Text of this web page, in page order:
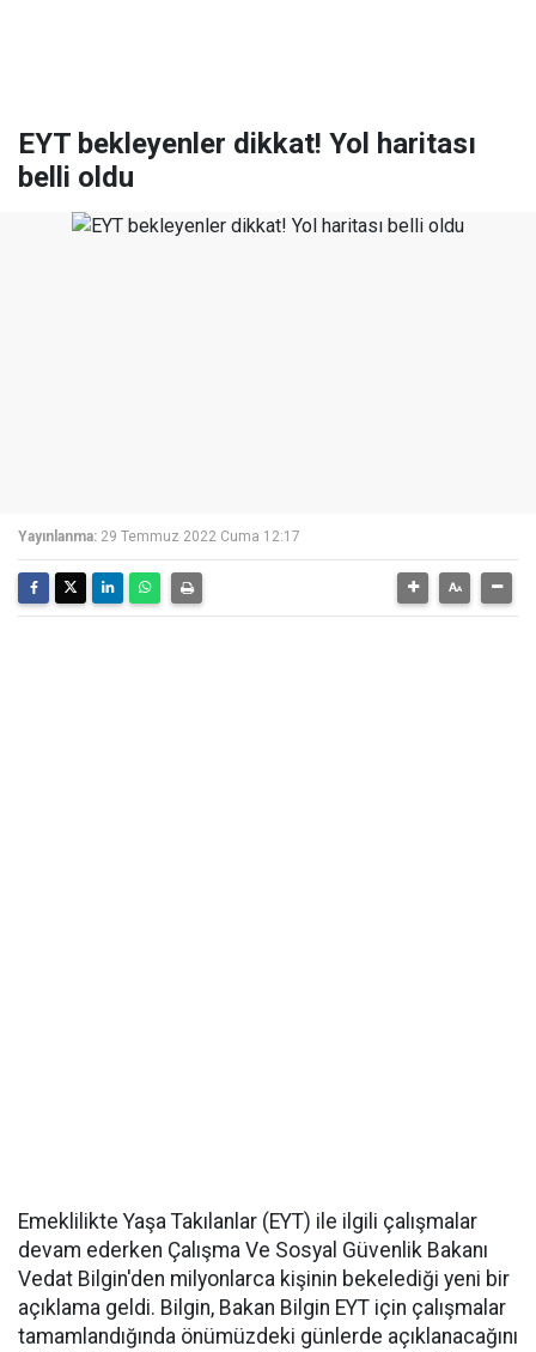
EYT bekleyenler dikkat! Yol haritası
belli oldu
Yayınlanma: 29 Temmuz 2022 Cuma 12:17
Emeklilikte Yaşa Takılanlar (EYT) ile ilgili çalışmalar
devam ederken Çalışma Ve Sosyal Güvenlik Bakanı
Vedat Bilgin'den milyonlarca kişinin bekelediği yeni bir
açıklama geldi. Bilgin, Bakan Bilgin EYT için çalışmalar
tamamlandığında önümüzdeki günlerde açıklanacağını